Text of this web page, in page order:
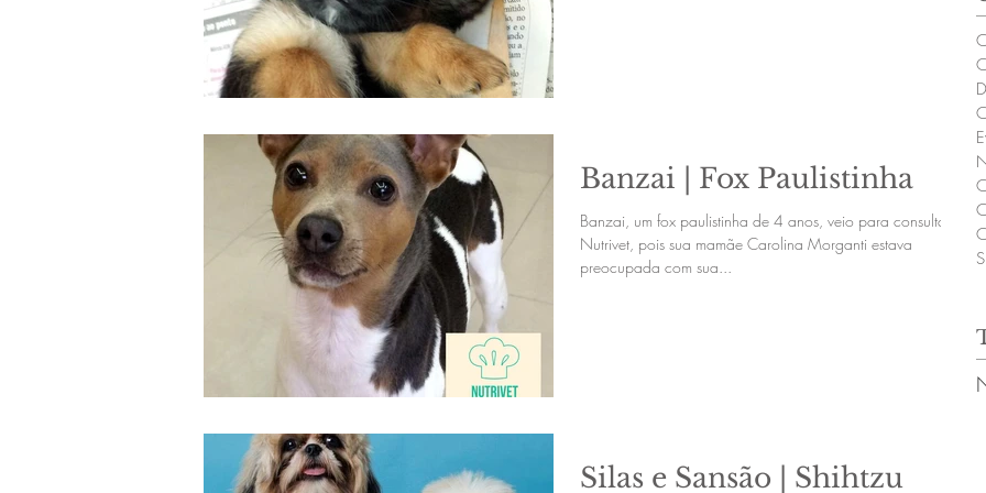
Banzai | Fox Paulistinha
Banzai, um fox paulistinha de 4 anos, veio para consulta na
Nutrivet, pois sua mamãe Carolina Morganti estava
preocupada com sua...
Silas e Sansão | Shihtzu